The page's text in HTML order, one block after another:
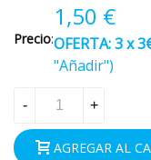
Precio:
1,50 €
OFERTA: 3 x
"Añadir")
- +
AGREGAR AL